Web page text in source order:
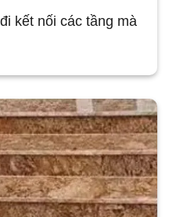
kết nối các tầng mà